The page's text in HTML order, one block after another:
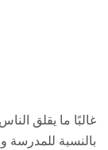
غالبًا ما يقلق
بالنسبة للمدرسة